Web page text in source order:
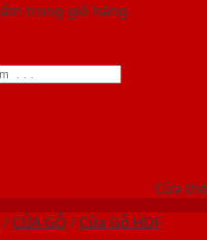
trong giỏ hàng.
Cửa
/ CỬA GỖ / Cửa Gỗ HDF